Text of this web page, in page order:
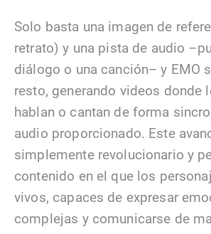
Solo basta una imagen de
retrato) y una pista de audio
diálogo o una canción– y EMO
resto, generando videos donde
hablan o cantan de forma
audio proporcionado. Este
simplemente revolucionario y
contenido en el que los
vivos, capaces de expresar
complejas y comunicarse de